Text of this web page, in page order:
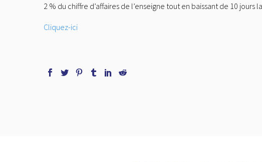
2 % du chiffre d’affaires de l’enseigne tout en baissant de 10 jours
Cliquez-ici